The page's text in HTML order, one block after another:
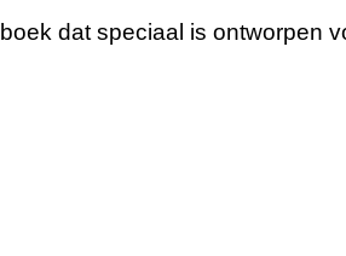
dat speciaal is ontworpen